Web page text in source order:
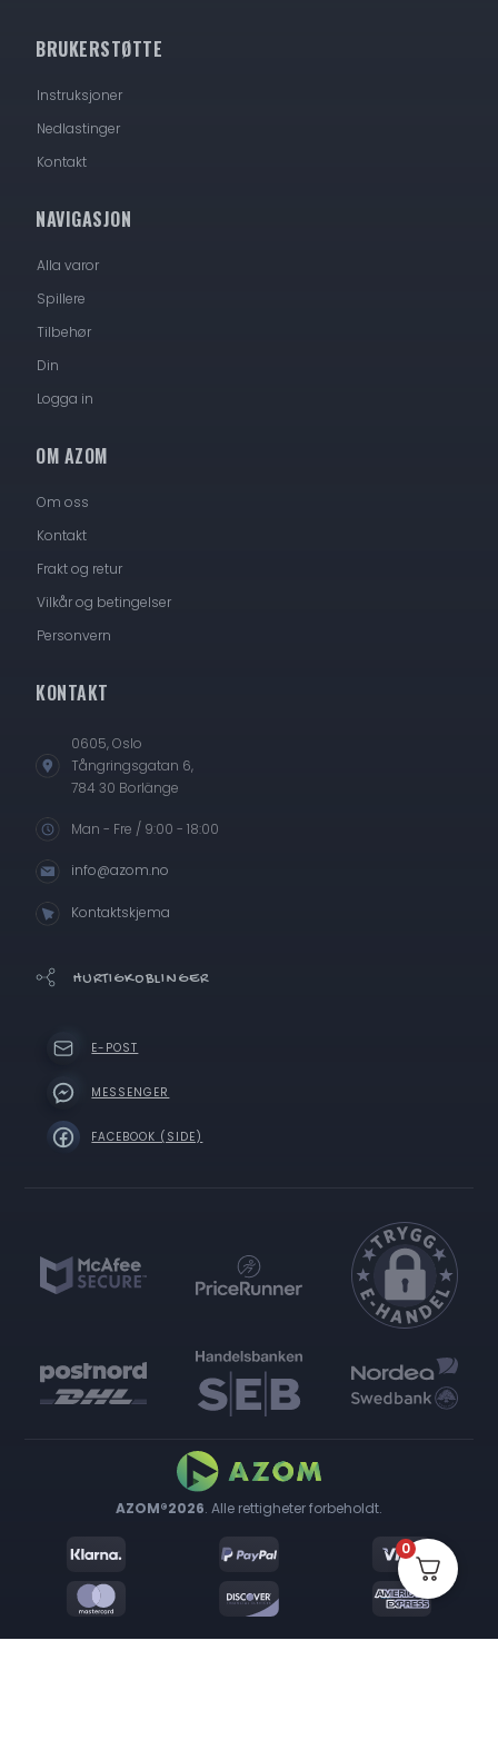
BRUKERSTØTTE
Instruksjoner
Nedlastinger
Kontakt
NAVIGASJON
Alla varor
Spillere
Tilbehør
Din
Logga in
OM AZOM
Om oss
Kontakt
Frakt og retur
Vilkår og betingelser
Personvern
KONTAKT
0605, Oslo
Tångringsgatan 6,
784 30 Borlänge
Man - Fre / 9:00 - 18:00
info@azom.no
Kontaktskjema
HURTIGKOBLINGER
E-POST
MESSENGER
FACEBOOK (SIDE)
AZOM®2026. Alle rettigheter forbeholdt.
0